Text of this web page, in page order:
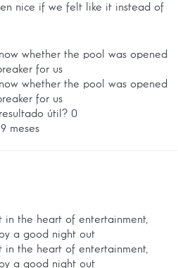
nice if we felt like it instead of
whether the pool was opened
for us
whether the pool was opened
for us
útil? 0
9 meses
in the heart of entertainment,
a good night out
in the heart of entertainment,
a good night out